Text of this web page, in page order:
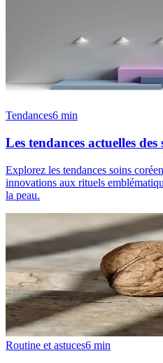
Tendances6 min
Les tendances actuelles
Explorez les tendances soins
innovations aux rituels
la peau.
Routine et astuces6 min